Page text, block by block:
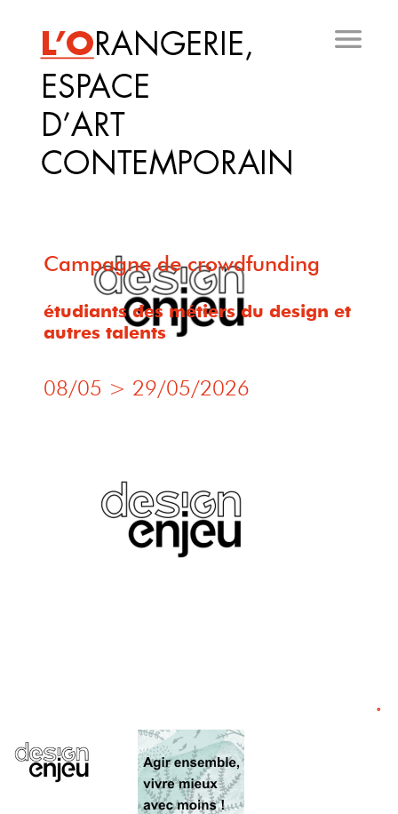
principal
Campagne de crowdfunding
étudiants des métiers du design et
autres talents
08/05 > 29/05/2026
°